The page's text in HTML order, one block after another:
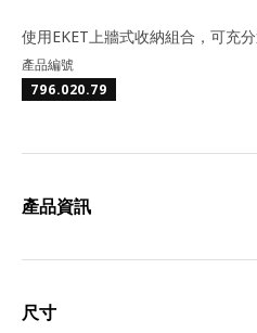
使用EKET上牆式收納組合，可充
產品編號
796.020.79
產品資訊
尺寸